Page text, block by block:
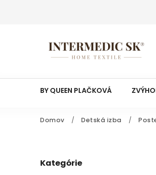
BY QUEEN PLAČKOVÁ
Domov / Detská izba /
Kategórie